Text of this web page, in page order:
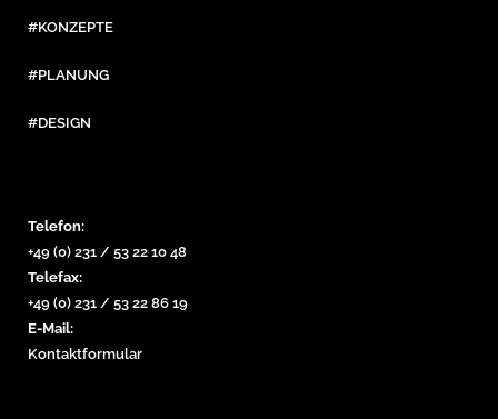
#KONZEPTE
#PLANUNG
#DESIGN
Telefon:
+49 (0) 231 / 53 22 10 48
Telefax:
+49 (0) 231 / 53 22 86 19
E-Mail:
Kontaktformular